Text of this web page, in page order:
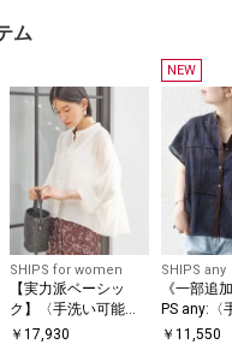
ム
SHIPS for women
【実力派ベーシッ
ク】〈手洗い可能〉
シルク混 シアー 羽織
￥ 17,930
NEW
SHIPS any
《一部追
PS any:〈
能〉エン
￥11,550